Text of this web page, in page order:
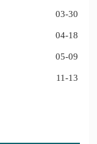
03-30
04-18
05-09
11-13